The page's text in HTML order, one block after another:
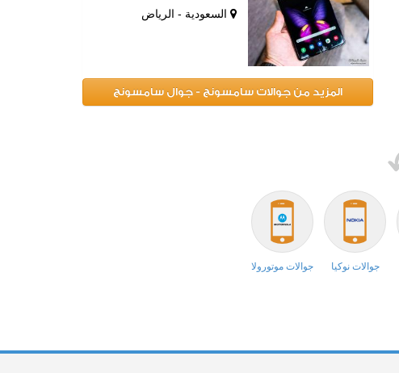
السعودية - الرياض
المزيد من جوالات سامسونج - جوال سامسونج
جوالات نوكيا جوالات موتورولا